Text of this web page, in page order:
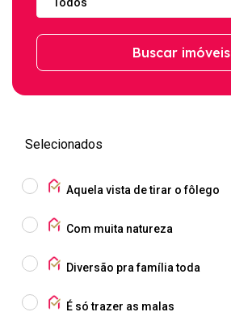
Buscar imóveis
Selecionados
Aquela vista de tirar o fôlego
Com muita natureza
Diversão pra família toda
É só trazer as malas